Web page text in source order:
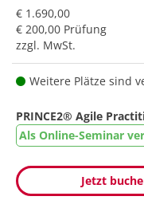
€ 1.690,00
€ 200,00 Prüfung
zzgl. MwSt.
Weitere Plätze sind
PRINCE2® Agile
Als Online-Seminar
Jetzt